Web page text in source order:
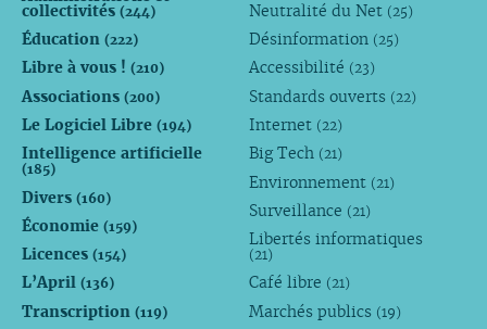
collectivités (244)
Éducation (222)
Libre à vous ! (210)
Associations (200)
Le Logiciel Libre (194)
Intelligence artificielle
(185)
Divers (160)
Économie (159)
Licences (154)
L’April (136)
Transcription (119)
Neutralité du Net (25)
Désinformation (25)
Accessibilité (23)
Standards ouverts (22)
Internet (22)
Big Tech (21)
Environnement (21)
Surveillance (21)
Libertés informatiques
(21)
Café libre (21)
Marchés publics (19)